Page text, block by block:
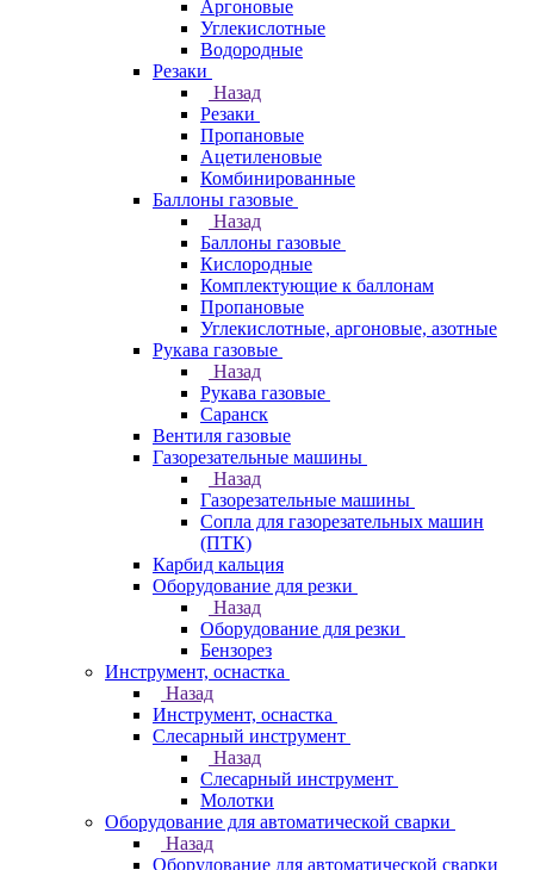
Аргоновые
Углекислотные
Водородные
Резаки
Назад
Резаки
Пропановые
Ацетиленовые
Комбинированные
Баллоны газовые
Назад
Баллоны газовые
Кислородные
Комплектующие к баллонам
Пропановые
Углекислотные, аргоновые, азотные
Рукава газовые
Назад
Рукава газовые
Саранск
Вентиля газовые
Газорезательные машины
Назад
Газорезательные машины
Сопла для газорезательных машин
(ПТК)
Карбид кальция
Оборудование для резки
Назад
Оборудование для резки
Бензорез
Инструмент, оснастка
Назад
Инструмент, оснастка
Слесарный инструмент
Назад
Слесарный инструмент
Молотки
Оборудование для автоматической сварки
Назад
Оборудование для автоматической сварки